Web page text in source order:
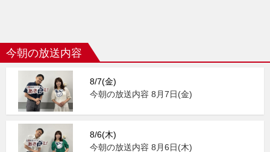
今朝の放送内容
8/7(金)
今朝の放送内容 8月7日(金)
8/6(木)
今朝の放送内容 8月6日(木)